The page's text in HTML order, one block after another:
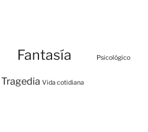
Fantasía Psicológico
Tragedia Vida cotidiana